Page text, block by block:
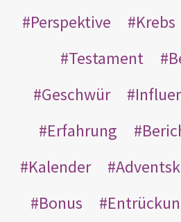
Perspektive
Krebs
Testament
Geschwür
Erfahrung
Kalender
Bonus